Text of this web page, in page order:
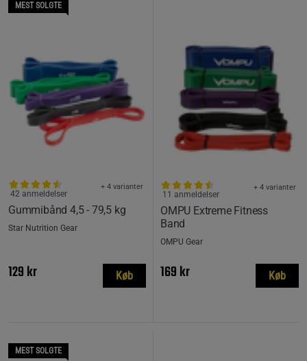
MEST SOLGTE
Gummibånd 4,5 - 79,5 kg
+ 4 varianter
42 anmeldelser
Star Nutrition Gear
129 kr Køb
OMPU Extreme Fitness
Band
+ 4 varianter
11 anmeldelser
OMPU Gear
169 kr Køb
MEST SOLGTE